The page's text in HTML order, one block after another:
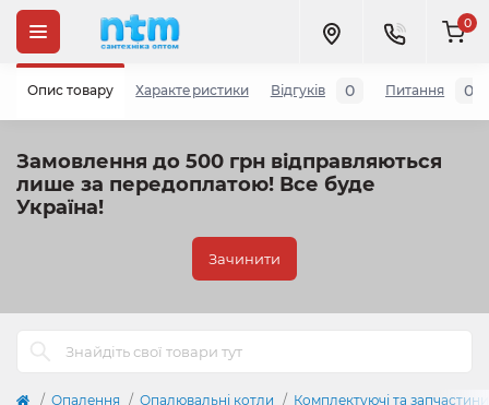
Замовлення до 500 грн відправляються
лише за передоплатою! Все буде
Україна!
Зачинити
0
Опалення Опалювальні котли Комплектуючі та
Опис товару Характеристики Відгуків 0 Питання 0